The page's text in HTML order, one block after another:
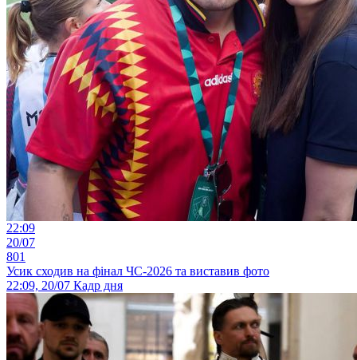
22:09
20/07
801
Усик сходив на фінал ЧС-2026 та виставив фото
22:09, 20/07 Кадр дня